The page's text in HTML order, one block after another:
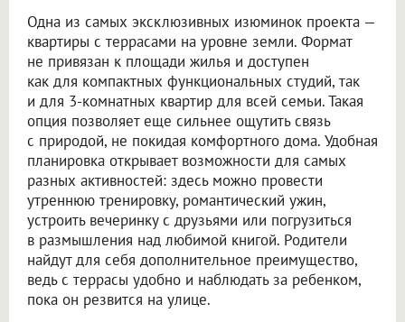
Одна из самых эксклюзивных изюминок проекта —
квартиры с террасами на уровне земли. Формат
не привязан к площади жилья и доступен
как для компактных функциональных студий, так
и для 3-комнатных квартир для всей семьи. Такая
опция позволяет еще сильнее ощутить связь
с природой, не покидая комфортного дома. Удобная
планировка открывает возможности для самых
разных активностей: здесь можно провести
утреннюю тренировку, романтический ужин,
устроить вечеринку с друзьями или погрузиться
в размышления над любимой книгой. Родители
найдут для себя дополнительное преимущество,
ведь с террасы удобно и наблюдать за ребенком,
пока он резвится на улице.